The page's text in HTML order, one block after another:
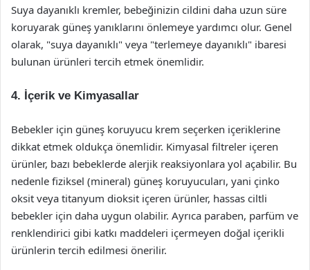
Suya dayanıklı kremler, bebeğinizin cildini daha uzun süre
koruyarak güneş yanıklarını önlemeye yardımcı olur. Genel
olarak, "suya dayanıklı" veya "terlemeye dayanıklı" ibaresi
bulunan ürünleri tercih etmek önemlidir.
4. İçerik ve Kimyasallar
Bebekler için güneş koruyucu krem seçerken içeriklerine
dikkat etmek oldukça önemlidir. Kimyasal filtreler içeren
ürünler, bazı bebeklerde alerjik reaksiyonlara yol açabilir. Bu
nedenle fiziksel (mineral) güneş koruyucuları, yani çinko
oksit veya titanyum dioksit içeren ürünler, hassas ciltli
bebekler için daha uygun olabilir. Ayrıca paraben, parfüm ve
renklendirici gibi katkı maddeleri içermeyen doğal içerikli
ürünlerin tercih edilmesi önerilir.